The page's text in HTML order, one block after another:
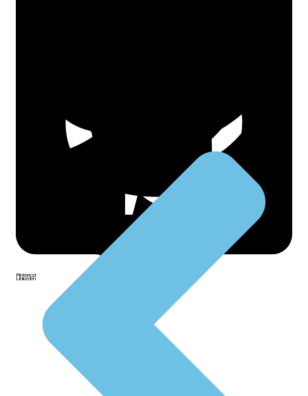
LinkedIn
Pinterest